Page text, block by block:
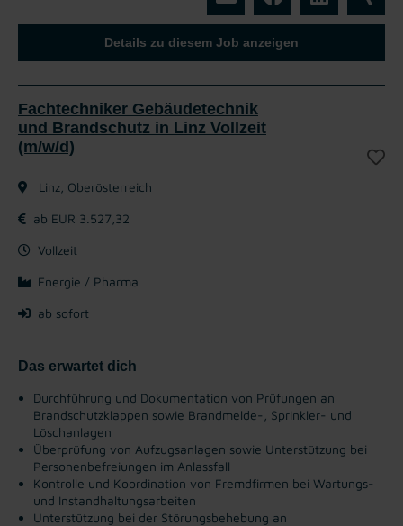
Details zu diesem Job anzeigen
Fachtechniker Gebäudetechnik
und Brandschutz in Linz Vollzeit
(m/w/d)
Linz, Oberösterreich
ab EUR 3.527,32
Vollzeit
Energie / Pharma
ab sofort
Das erwartet dich
Durchführung und Dokumentation von Prüfungen an
Brandschutzklappen sowie Brandmelde-, Sprinkler- und
Löschanlagen
Überprüfung von Aufzugsanlagen sowie Unterstützung bei
Personenbefreiungen im Anlassfall
Kontrolle und Koordination von Fremdfirmen bei Wartungs-
und Instandhaltungsarbeiten
Unterstützung bei der Störungsbehebung an